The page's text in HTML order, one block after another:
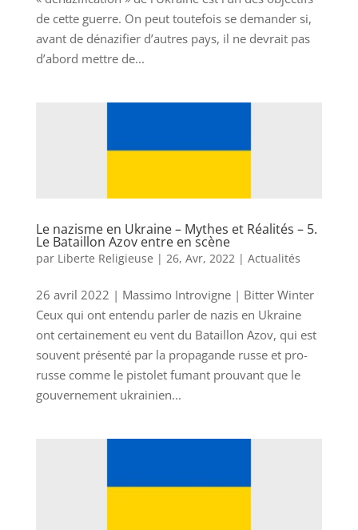
de cette guerre. On peut toutefois se demander si,
avant de dénazifier d’autres pays, il ne devrait pas
d’abord mettre de...
Le nazisme en Ukraine – Mythes et Réalités – 5.
Le Bataillon Azov entre en scène
par Liberte Religieuse | 26, Avr, 2022| Actualités
26 avril 2022 | Massimo Introvigne | Bitter Winter
Ceux qui ont entendu parler de nazis en Ukraine
ont certainement eu vent du Bataillon Azov, qui est
souvent présenté par la propagande russe et pro-
russe comme le pistolet fumant prouvant que le
gouvernement ukrainien...